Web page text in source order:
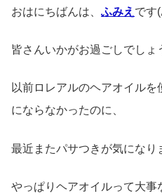
おはにちばんは、 ふみえ です
皆さんいかがお過ごしでしょ
以前ロレアルのヘアオイル
にならなかったのに、
最近またパサつきが気になり
やっぱりヘアオイルって大事